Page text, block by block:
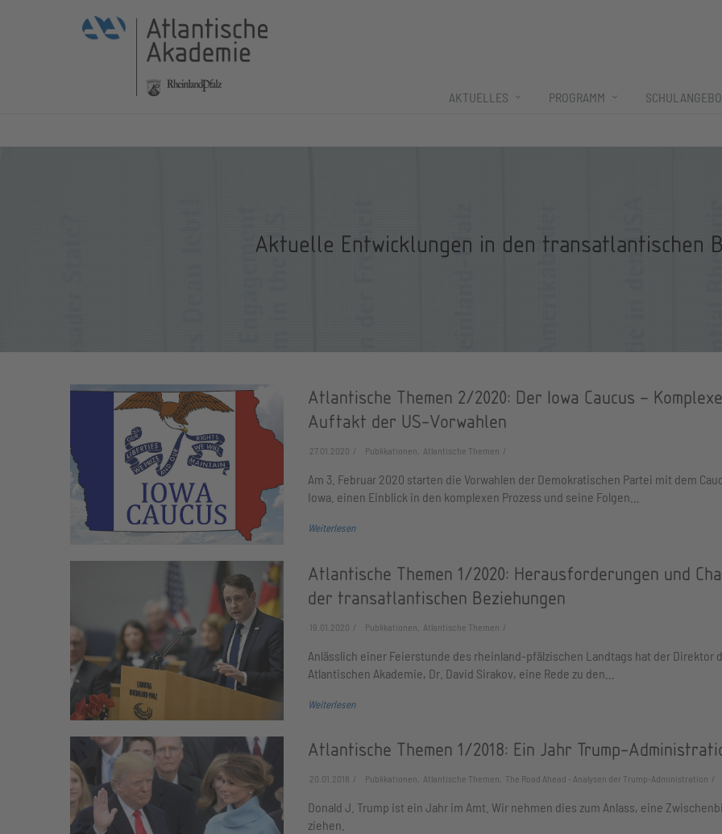
AKTUELLES PROGRAMM
Aktuelle Entwicklungen in den transatlantischen
Atlantische Themen 2/2020: Der Iowa Caucus –
Auftakt der US-Vorwahlen
27.01.2020 Publikationen, Atlantische Themen
Am 3. Februar 2020 starten die Vorwahlen der Demokratischen Partei mit dem
Iowa. einen Einblick in den komplexen Prozess und seine Folgen…
Weiterlesen
Atlantische Themen 1/2020: Herausforderungen und
der transatlantischen Beziehungen
19.01.2020 Publikationen, Atlantische Themen
Anlässlich einer Feierstunde des rheinland-pfälzischen Landtags hat der Direktor
Atlantischen Akademie, Dr. David Sirakov, eine Rede zu den…
Weiterlesen
Atlantische Themen 1/2018: Ein Jahr Trump-
20.01.2018 Publikationen, Atlantische Themen, The Road Ahead - Analysen der Trump-Administration
Donald J. Trump ist ein Jahr im Amt. Wir nehmen dies zum Anlass, eine
ziehen.